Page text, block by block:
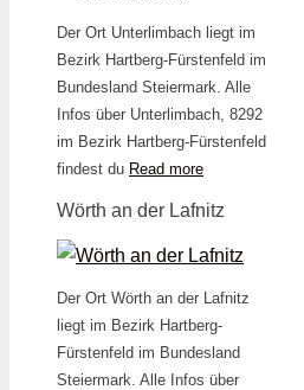
Der Ort Unterlimbach liegt im
Bezirk Hartberg-Fürstenfeld im
Bundesland Steiermark. Alle
Infos über Unterlimbach, 8292
im Bezirk Hartberg-Fürstenfeld
findest du Read more
Wörth an der Lafnitz
Der Ort Wörth an der Lafnitz
liegt im Bezirk Hartberg-
Fürstenfeld im Bundesland
Steiermark. Alle Infos über